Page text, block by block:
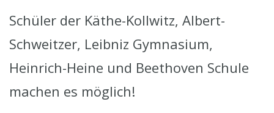
Schüler der Käthe-Kollwitz, Albert-
Schweitzer, Leibniz Gymnasium,
Heinrich-Heine und Beethoven Schule
machen es möglich!